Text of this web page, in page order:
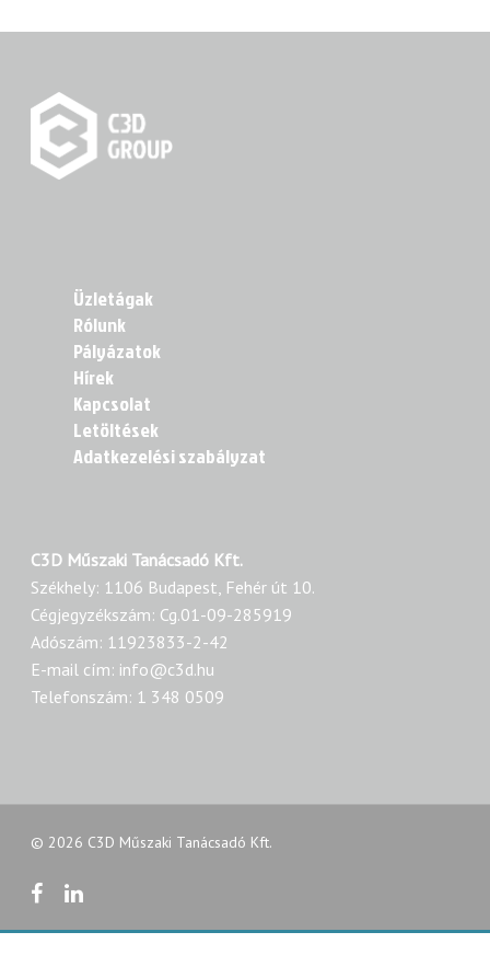
Üzletágak
Rólunk
Pályázatok
Hírek
Kapcsolat
Letöltések
Adatkezelési szabályzat
C3D Műszaki Tanácsadó Kft.
Székhely: 1106 Budapest, Fehér út 10.
Cégjegyzékszám: Cg.01-09-285919
Adószám: 11923833-2-42
E-mail cím: info@c3d.hu
Telefonszám: 1 348 0509
© 2026 C3D Műszaki Tanácsadó Kft.